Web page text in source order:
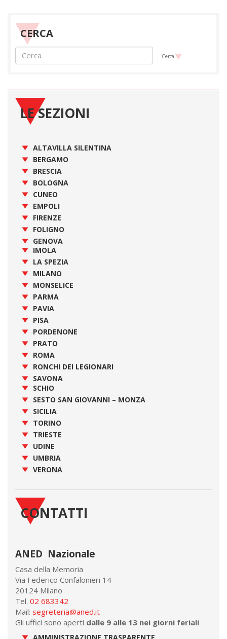
CERCA
Cerca
LE SEZIONI
ALTAVILLA SILENTINA
BERGAMO
BRESCIA
BOLOGNA
CUNEO
EMPOLI
FIRENZE
FOLIGNO
GENOVA
IMOLA
LA SPEZIA
MILANO
MONSELICE
PARMA
PAVIA
PISA
PORDENONE
PRATO
ROMA
RONCHI DEI LEGIONARI
SAVONA
SCHIO
SESTO SAN GIOVANNI – MONZA
SICILIA
TORINO
TRIESTE
UDINE
UMBRIA
VERONA
CONTATTI
ANED Nazionale
Casa della Memoria
Via Federico Confalonieri 14
20124 Milano
Tel. 02 683342
Mail: segreteria@aned.it
Gli uffici sono aperti dalle 9 alle 13 nei giorni feriali